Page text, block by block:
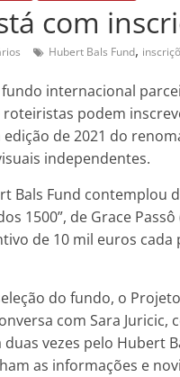
com
Hubert Bals Fund,
internacional
podem
de 2021 do
independentes.
Bals Fund contemplou
1500”, de Grace
de 10 mil euros
do fundo, o
com Sara
vezes pelo Hubert
as informações e